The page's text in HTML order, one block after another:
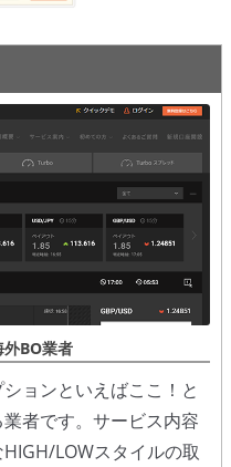
BO業者
ョンといえばここ！と
者です。サービス内容
LOWスタイルの取